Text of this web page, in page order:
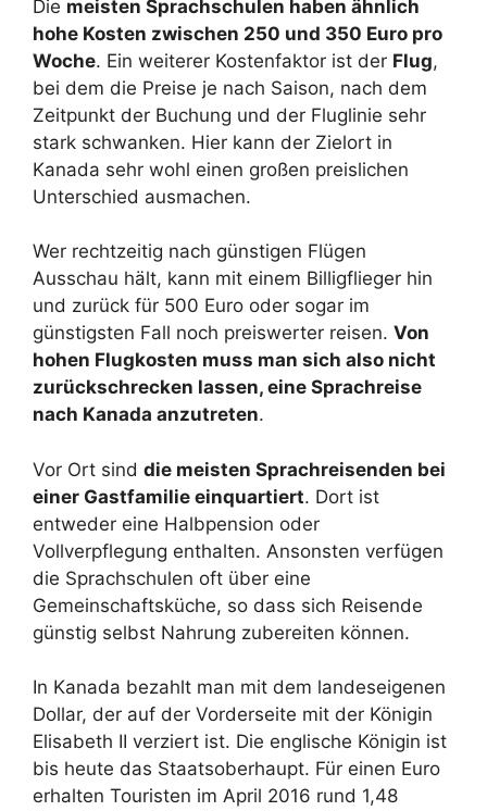
Die meisten Sprachschulen haben ähnlich
hohe Kosten zwischen 250 und 350 Euro pro
Woche. Ein weiterer Kostenfaktor ist der Flug,
bei dem die Preise je nach Saison, nach dem
Zeitpunkt der Buchung und der Fluglinie sehr
stark schwanken. Hier kann der Zielort in
Kanada sehr wohl einen großen preislichen
Unterschied ausmachen.
Wer rechtzeitig nach günstigen Flügen
Ausschau hält, kann mit einem Billigflieger hin
und zurück für 500 Euro oder sogar im
günstigsten Fall noch preiswerter reisen. Von
hohen Flugkosten muss man sich also nicht
zurückschrecken lassen, eine Sprachreise
nach Kanada anzutreten.
Vor Ort sind die meisten Sprachreisenden bei
einer Gastfamilie einquartiert. Dort ist
entweder eine Halbpension oder
Vollverpflegung enthalten. Ansonsten verfügen
die Sprachschulen oft über eine
Gemeinschaftsküche, so dass sich Reisende
günstig selbst Nahrung zubereiten können.
In Kanada bezahlt man mit dem landeseigenen
Dollar, der auf der Vorderseite mit der Königin
Elisabeth II verziert ist. Die englische Königin ist
bis heute das Staatsoberhaupt. Für einen Euro
erhalten Touristen im April 2016 rund 1,48